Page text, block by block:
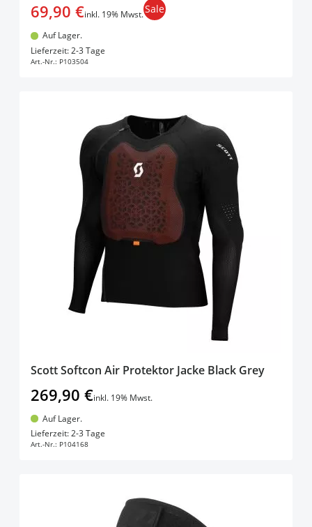
69,90 €inkl. 19% Mwst.Sale
Auf Lager.
Lieferzeit: 2-3 Tage
Art.-Nr.: P103504
Scott Softcon Air Protektor Jacke Black Grey
269,90 €inkl. 19% Mwst.
Auf Lager.
Lieferzeit: 2-3 Tage
Art.-Nr.: P104168